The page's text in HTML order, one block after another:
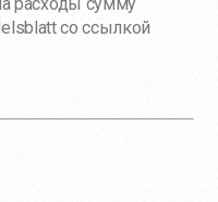
со ссылкой